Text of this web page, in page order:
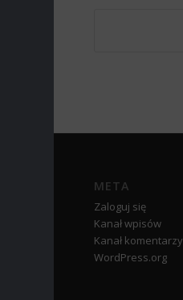
META
Zaloguj się
Kanał wpisów
Kanał komentarzy
WordPress.org